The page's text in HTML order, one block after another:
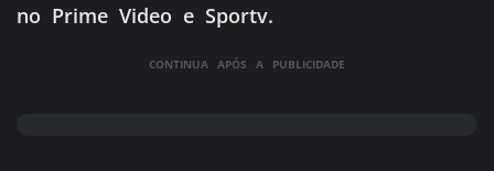
no Prime Video e Sportv.
CONTINUA APÓS A PUBLICIDADE